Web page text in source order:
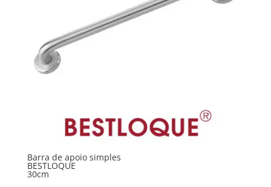
Barra de apoio simples
BESTLOQUE
30cm